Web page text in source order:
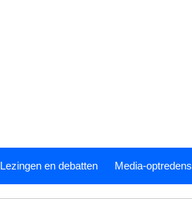
Lezingen en debatten Media-optredens